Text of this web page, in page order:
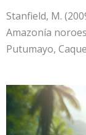
Stanfield, M.
Amazonía
Putumayo,